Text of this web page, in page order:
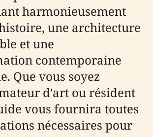
harmonieusement
une architecture
et une
contemporaine
Que vous soyez
d'art ou résident
vous fournira toutes
nécessaires pour